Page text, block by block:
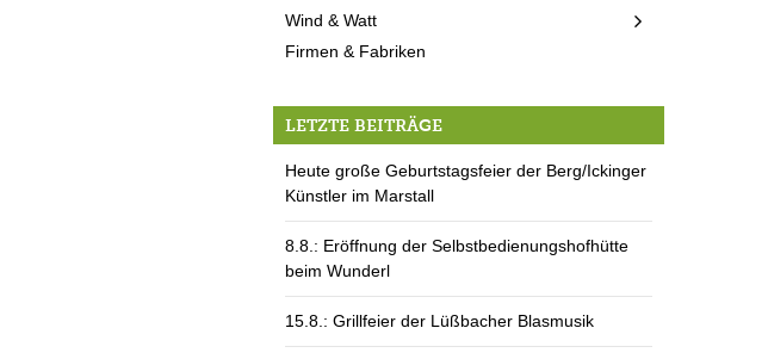
Wind & Watt
Firmen & Fabriken
LETZTE BEITRÄGE
Heute große Geburtstagsfeier der Berg/Ickinger
Künstler im Marstall
8.8.: Eröffnung der Selbstbedienungshofhütte
beim Wunderl
15.8.: Grillfeier der Lüßbacher Blasmusik